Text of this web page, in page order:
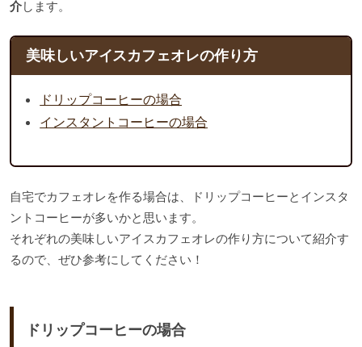
介します。
美味しいアイスカフェオレの作り方
ドリップコーヒーの場合
インスタントコーヒーの場合
自宅でカフェオレを作る場合は、ドリップコーヒーとインスタ
ントコーヒーが多いかと思います。
それぞれの美味しいアイスカフェオレの作り方について紹介す
るので、ぜひ参考にしてください！
ドリップコーヒーの場合